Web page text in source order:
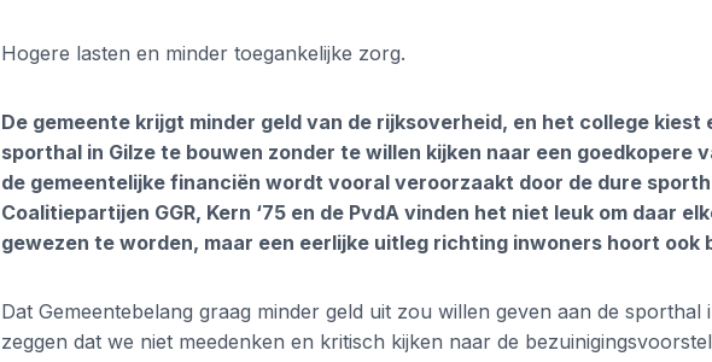
Hogere lasten en minder toegankelijke zorg.
De gemeente krijgt minder geld van de rijksoverheid, en het college kiest
sporthal in Gilze te bouwen zonder te willen kijken naar een goedkopere
de gemeentelijke financiën wordt vooral veroorzaakt door de dure
Coalitiepartijen GGR, Kern ‘75 en de PvdA vinden het niet leuk om daar
gewezen te worden, maar een eerlijke uitleg richting inwoners hoort ook
Dat Gemeentebelang graag minder geld uit zou willen geven aan de sporthal
zeggen dat we niet meedenken en kritisch kijken naar de